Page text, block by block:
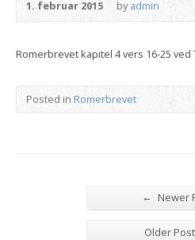
1. februar 2015 byadmin
Romerbrevet kapitel 4 vers 16-25 ved
Posted in Romerbrevet
← Newer
Older Post